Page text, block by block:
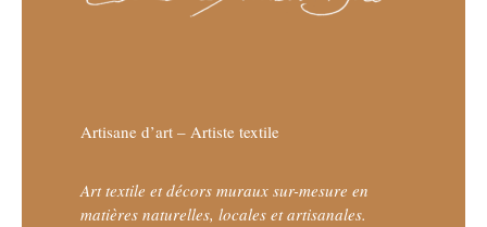
Artisane d’art – Artiste textile
Art textile et décors muraux sur-mesure en
matières naturelles, locales et artisanales.